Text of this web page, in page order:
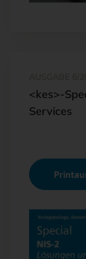
<kes>-
Services